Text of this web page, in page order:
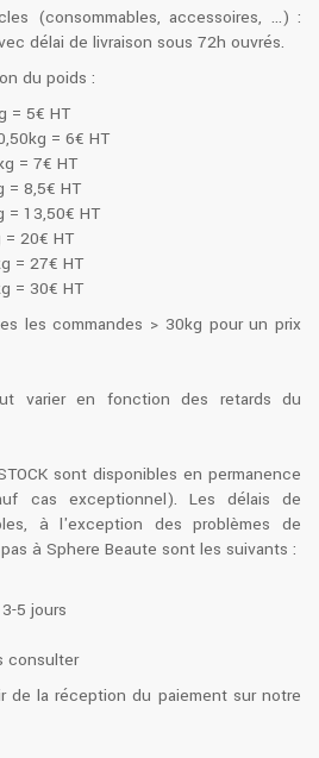
(consommables, accessoires, …) :
délai de livraison sous 72h ouvrés.
du poids :
= 5€ HT
= 6€ HT
= 7€ HT
= 8,5€ HT
= 13,50€ HT
20€ HT
= 27€ HT
= 30€ HT
les commandes > 30kg pour un prix
varier en fonction des retards du
sont disponibles en permanence
cas exceptionnel). Les délais de
à l'exception des problèmes de
à Sphere Beaute sont les suivants :
5 jours
consulter
de la réception du paiement sur notre